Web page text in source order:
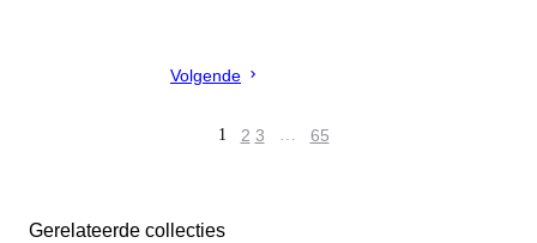
Volgende
1 2 3 … 65
Gerelateerde collecties